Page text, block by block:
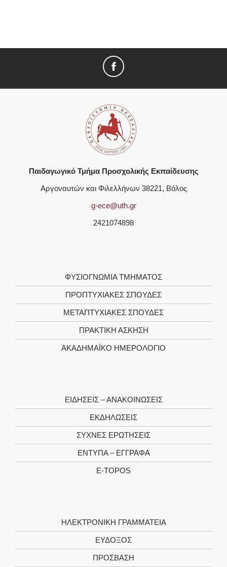
Παιδαγωγικό Τμήμα Προσχολικής Εκπαίδευσης
Αργοναυτών και Φιλελλήνων 38221, Βόλος
g-ece@uth.gr
2421074898
ΦΥΣΙΟΓΝΩΜΊΑ TΜΉΜΑΤΟΣ
ΠΡΟΠΤΥΧΙΑΚΈΣ ΣΠΟΥΔΈΣ
ΜΕΤΑΠΤΥΧΙΑΚΈΣ ΣΠΟΥΔΈΣ
ΠΡΑΚΤΙΚΉ ΆΣΚΗΣΗ
ΑΚΑΔΗΜΑΪΚΌ ΗΜΕΡΟΛΌΓΙΟ
ΕΙΔΉΣΕΙΣ – ΑΝΑΚΟΙΝΏΣΕΙΣ
ΕΚΔΗΛΏΣΕΙΣ
ΣΥΧΝΈΣ ΕΡΩΤΉΣΕΙΣ
ΈΝΤΥΠΑ – ΈΓΓΡΑΦΑ
E-TOPOS
ΗΛΕΚΤΡΟΝΙΚΉ ΓΡΑΜΜΑΤΕΊΑ
ΕΥΔΟΞΟΣ
ΠΡΟΣΒΑΣΗ